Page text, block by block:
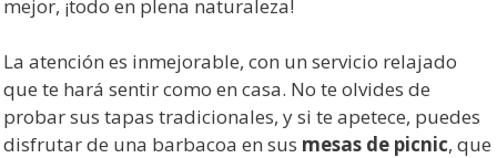
mejor, ¡todo en plena naturaleza!
La atención es inmejorable, con un servicio relajado
que te hará sentir como en casa. No te olvides de
probar sus tapas tradicionales, y si te apetece, puedes
disfrutar de una barbacoa en sus mesas de picnic, que